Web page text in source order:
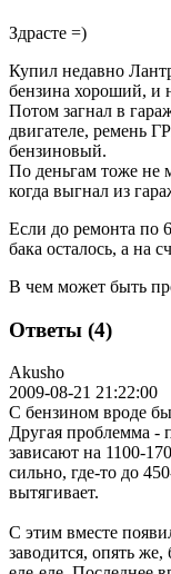
Здрасте =)
Купил недавно
бензина хороший, и
Потом загнал в
двигателе, ремень
бензиновый.
По деньгам тоже не
когда выгнал из
Если до ремонта по
бака осталось, а на
В чем может быть
Ответы (4)
Akusho
2009-08-21 21:22:00
С бензином вроде
Другая проблемма -
зависают на 1100-
сильно, где-то до
вытягивает.
С этим вместе
заводится, опять